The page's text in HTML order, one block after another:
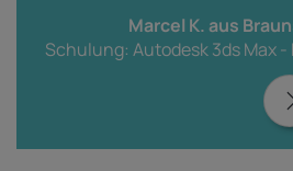
Marcel K. aus
Schulung: Autodesk 3ds Max